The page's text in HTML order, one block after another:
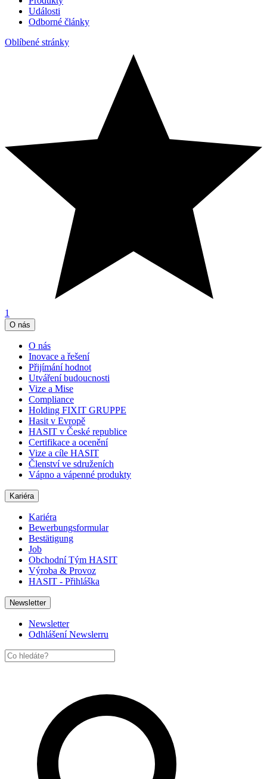
Události
Odborné články
Oblíbené stránky
1
O nás
O nás
Inovace a řešení
Přijímání hodnot
Utváření budoucnosti
Vize a Mise
Compliance
Holding FIXIT GRUPPE
Hasit v Evropě
HASIT v České republice
Certifikace a ocenění
Vize a cíle HASIT
Členství ve sdruženích
Vápno a vápenné produkty
Kariéra
Kariéra
Bewerbungsformular
Bestätigung
Job
Obchodní Tým HASIT
Výroba & Provoz
HASIT - Přihláška
Newsletter
Newsletter
Odhlášení Newslerru